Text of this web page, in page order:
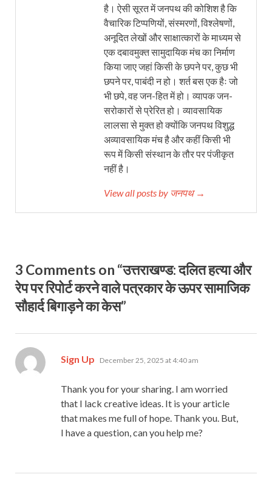
है। ऐसी सूरत में जनपथ की कोशिश है कि
वैचारिक टिप्पणियों, संस्मरणों, विश्लेषणों,
अनूदित लेखों और साक्षात्कारों के माध्यम से
एक दबावमुक्त सामुदायिक मंच का निर्माण
किया जाए जहां किसी के छपने पर, कुछ भी
छपने पर, पाबंदी न हो। शर्त बस एक हैः जो
भी छपे, वह जन-हित में हो। व्यापक जन-
सरोकारों से प्रेरित हो। व्यावसायिक
लालसा से मुक्त हो क्योंकि जनपथ विशुद्ध
अव्यावसायिक मंच है और कहीं किसी भी
रूप में किसी संस्थान के तौर पर पंजीकृत
नहीं है।
View all posts by जनपथ →
3 Comments on “उत्तराखण्ड: दलित हत्या और
रेप पर रिपोर्ट करने वाले पत्रकार के ऊपर सामाजिक
सौहार्द बिगाड़ने का केस”
Sign Up says:
December 25, 2025 at 4:40 am
Thank you for your sharing. I am worried
that I lack creative ideas. It is your article
that makes me full of hope. Thank you. But,
I have a question, can you help me?